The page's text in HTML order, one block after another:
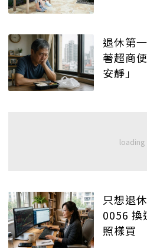
退休第
著超商
安靜」
只想退
0056 換
照樣買